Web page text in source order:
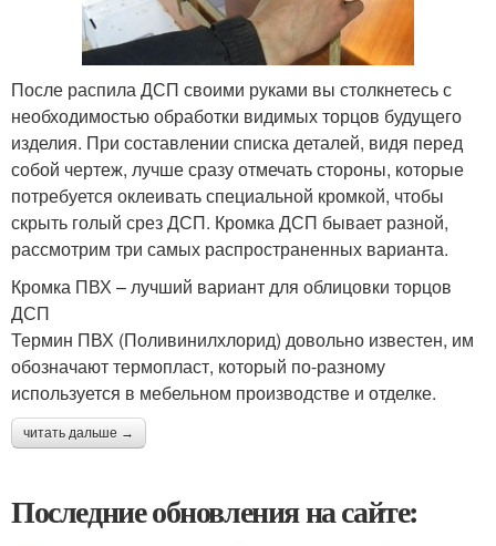
После распила ДСП своими руками вы столкнетесь с
необходимостью обработки видимых торцов будущего
изделия. При составлении списка деталей, видя перед
собой чертеж, лучше сразу отмечать стороны, которые
потребуется оклеивать специальной кромкой, чтобы
скрыть голый срез ДСП. Кромка ДСП бывает разной,
рассмотрим три самых распространенных варианта.
Кромка ПВХ – лучший вариант для облицовки торцов
ДСП
Термин ПВХ (Поливинилхлорид) довольно известен, им
обозначают термопласт, который по-разному
используется в мебельном производстве и отделке.
читать дальше →
Последние обновления на сайте: